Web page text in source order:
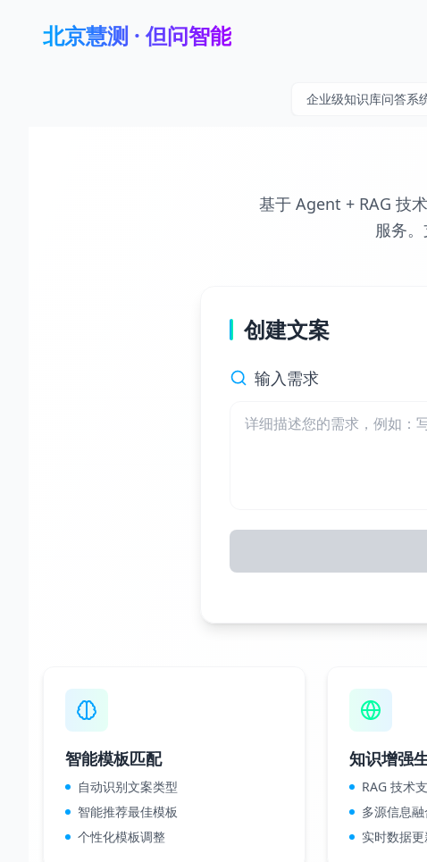
北京慧测 · 但问智能
企业级知识库问答系
基于 Agent + RAG 技
服务
创建文案
输入需求
智能模板匹配
自动识别文案类型
智能推荐最佳模板
个性化模板调整
知识增强
RAG 技术
多源信息融
实时数据